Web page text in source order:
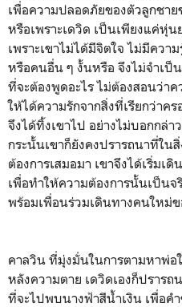
เพื่อความปลอดภัยของตัวลูกชา
หรือเพราะเดวิด เป็นเพียงแค่หุ่
เพราะเขาไม่ได้มีจิตใจ ไม่มีควา
หรือคนอื่น ๆ งั้นหรือ จึงไม่จำเป็น
ที่จะต้องพูดอะไร ไม่ต้องสอนว่าค
ให้ได้ความรักจากสิ่งที่เรียกว่าคร
จึงได้ทิ้งเขาไป อย่างไม่บอกกล่า
กระนั้นเขาก็ยังคงปรารถนาที่ในสิ่
ต้องการเสมอมา เขาจึงได้เริ่มเดิ
เพื่อทำให้ความต้องการนั้นเป็นจ
พร้อมเพื่อนร่วมเดินทางคนใหม่ข
คาลวิน ที่มุ่งมั่นในการตามหาพ่อ
หลังความตาย เดวิดเองก็ปรารถ
ที่จะไปพบนางฟ้าสีน้ำเงิน เพื่อคำ